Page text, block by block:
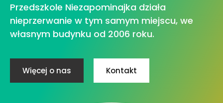
Przedszkole Niezapominajka działa
nieprzerwanie w tym samym miejscu, we
własnym budynku od 2006 roku.
Więcej o nas Kontakt